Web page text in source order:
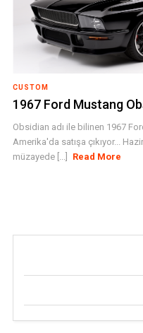
CUSTOM
1967 Ford Mustang
Obsidian adı ile bilinen 1967
Amerika'da satışa çıkıyor...
müzayede [...]
Read More